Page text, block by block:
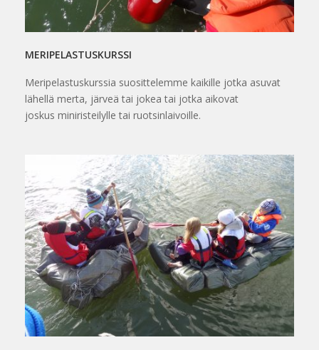
MERIPELASTUSKURSSI
Meripelastuskurssia suosittelemme kaikille jotka asuvat
lähellä merta, järveä tai jokea tai jotka aikovat
joskus miniristeilylle tai ruotsinlaivoille.